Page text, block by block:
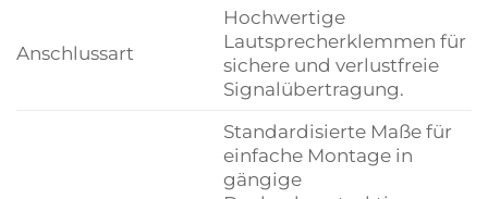
Anschlussart
Hochwertige
Lautsprecherklemmen für
sichere und verlustfreie
Signalübertragung.
Standardisierte Maße für
einfache Montage in
gängige